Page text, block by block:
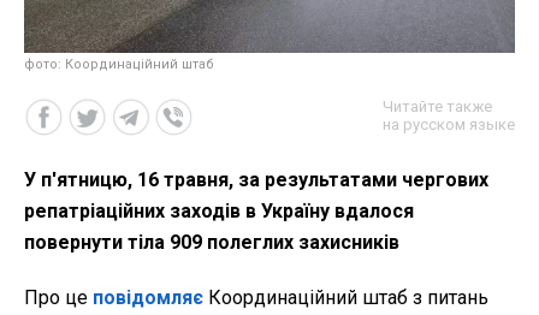
фото: Координаційний штаб
Читайте также
на русском языке
У п'ятницю, 16 травня, за результатами чергових
репатріаційних заходів в Україну вдалося
повернути тіла 909 полеглих захисників
Про це повідомляє Координаційний штаб з питань